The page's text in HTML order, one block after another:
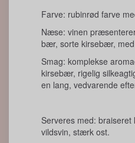
Farve: rubinrød farve
Næse: vinen
bær, sorte kirsebær,
Smag: komplekse
kirsebær, rigelig
en lang, vedvarende
Serveres med:
vildsvin, stærk ost.